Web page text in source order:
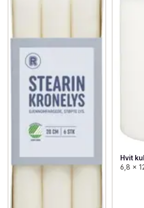
Hvit
6,8 x